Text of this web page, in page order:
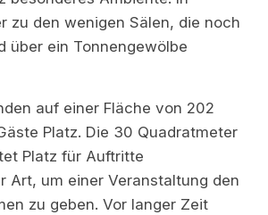
zu den wenigen Sälen, die noch
über ein Tonnengewölbe
auf einer Fläche von 202
Platz. Die 30 Quadratmeter
Platz für Auftritte
Art, um einer Veranstaltung den
zu geben. Vor langer Zeit